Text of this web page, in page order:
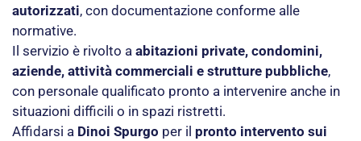
autorizzati, con documentazione conforme alle
normative.
Il servizio è rivolto a abitazioni private, condomini,
aziende, attività commerciali e strutture pubbliche,
con personale qualificato pronto a intervenire anche in
situazioni difficili o in spazi ristretti.
Affidarsi a Dinoi Spurgo per il pronto intervento sui